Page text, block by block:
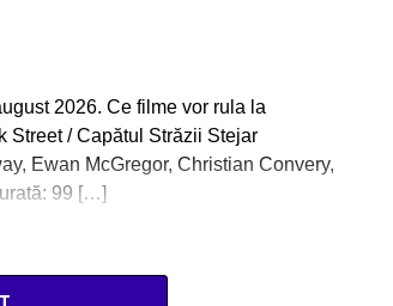
2026. Ce filme vor rula la
Street / Capătul Străzii Stejar
Ewan McGregor, Christian Convery,
99 […]